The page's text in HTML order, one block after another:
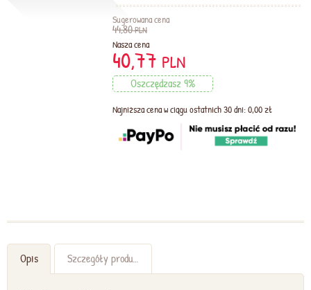
Sugerowana cena
44,80PLN
Nasza cena
40,77 PLN
Oszczędzasz 9%
Najniższa cena w ciągu ostatnich 30 dni: 0,00 zł
Opis Szczegóły produktu